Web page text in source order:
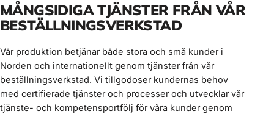
MÅNGSIDIGA TJÄNSTER FRÅN VÅR
BESTÄLLNINGSVERKSTAD
Vår produktion betjänar både stora och små kunder i
Norden och internationellt genom tjänster från vår
beställningsverkstad. Vi tillgodoser kundernas behov
med certifierade tjänster och processer och utvecklar vår
tjänste- och kompetensportfölj för våra kunder genom